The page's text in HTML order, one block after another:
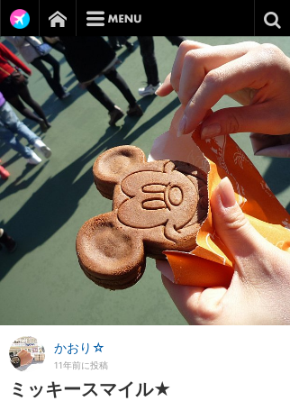
かおり☆
11年前に投稿
ミッキースマイル★